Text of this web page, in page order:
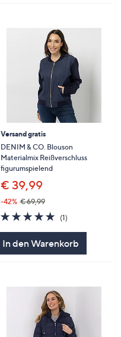
Versand gratis
DENIM & CO. Blouson
Materialmix Reißverschluss
figurumspielend
€ 39,99
-42% € 69,99
5.0
von
(1)1
In den Warenkorb